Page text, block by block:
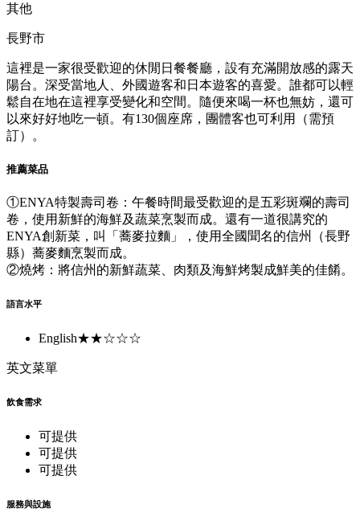
其他
長野市
這裡是一家很受歡迎的休閒日餐餐廳，設有充滿開放感的露天
陽台。深受當地人、外國遊客和日本遊客的喜愛。誰都可以輕
鬆自在地在這裡享受變化和空間。隨便來喝一杯也無妨，還可
以來好好地吃一頓。有130個座席，團體客也可利用（需預
訂）。
推薦菜品
①ENYA特製壽司卷：午餐時間最受歡迎的是五彩斑斕的壽司
卷，使用新鮮的海鮮及蔬菜烹製而成。還有一道很講究的
ENYA創新菜，叫「蕎麥拉麵」，使用全國聞名的信州（長野
縣）蕎麥麵烹製而成。
②燒烤：將信州的新鮮蔬菜、肉類及海鮮烤製成鮮美的佳餚。
語言水平
English★★☆☆☆
英文菜單
飲食需求
可提供
可提供
可提供
服務與設施